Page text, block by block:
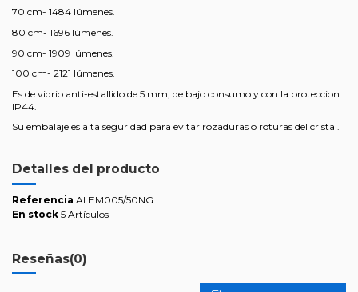
70 cm- 1484 lúmenes.
80 cm- 1696 lúmenes.
90 cm- 1909 lúmenes.
100 cm- 2121 lúmenes.
Es de vidrio anti-estallido de 5 mm, de bajo consumo y con la proteccion
IP44.
Su embalaje es alta seguridad para evitar rozaduras o roturas del cristal.
Detalles del producto
Referencia ALEM005/50NG
En stock 5 Artículos
Reseñas(0)